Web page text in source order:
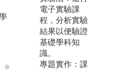
念
版權:義守大學
化工系
電子實驗課
程，分析實驗
結果以便驗證
基礎學科知
識。
專題實作：課